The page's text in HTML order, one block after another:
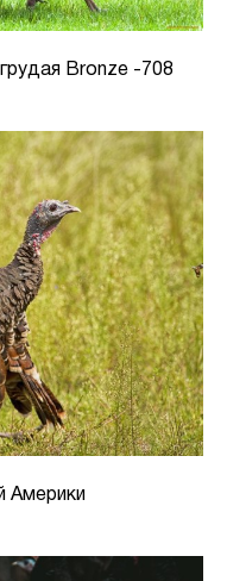
Bronze -708
Америки